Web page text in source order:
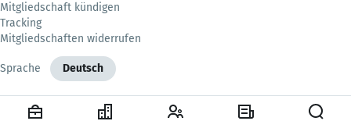
Mitgliedschaft kündigen
Tracking
Mitgliedschaften widerrufen
Sprache Deutsch